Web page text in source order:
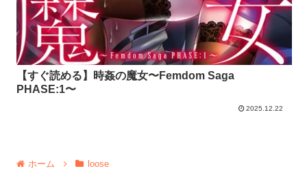
【すぐ読める】時姦の魔女〜Femdom Saga
PHASE:1〜
2025.12.22
ホーム loose